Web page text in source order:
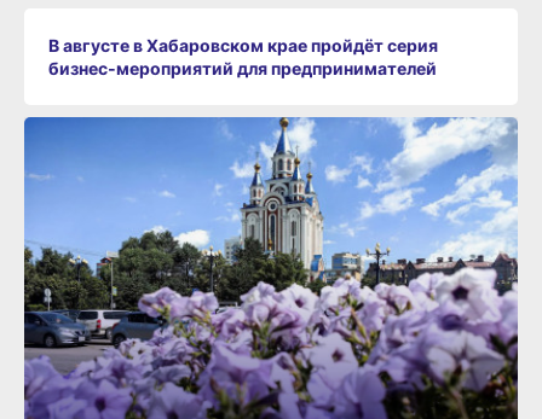
В августе в Хабаровском крае пройдёт серия
бизнес‑мероприятий для предпринимателей